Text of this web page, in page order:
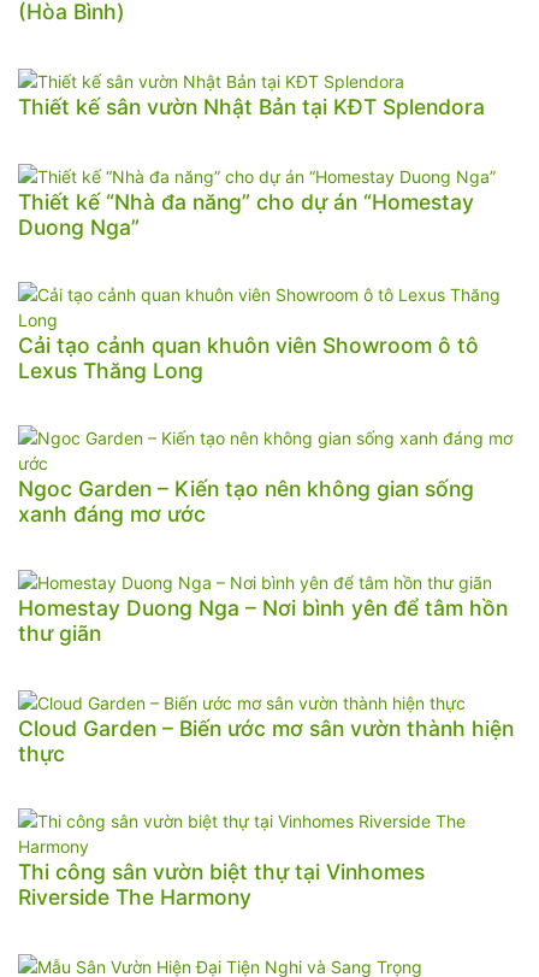
(Hòa Bình)
Thiết kế sân vườn Nhật Bản tại KĐT Splendora
Thiết kế “Nhà đa năng” cho dự án “Homestay
Duong Nga”
Cải tạo cảnh quan khuôn viên Showroom ô tô
Lexus Thăng Long
Ngoc Garden – Kiến tạo nên không gian sống
xanh đáng mơ ước
Homestay Duong Nga – Nơi bình yên để tâm hồn
thư giãn
Cloud Garden – Biến ước mơ sân vườn thành hiện
thực
Thi công sân vườn biệt thự tại Vinhomes
Riverside The Harmony